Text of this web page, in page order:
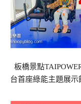
板橋景點
台首座綠能主題展